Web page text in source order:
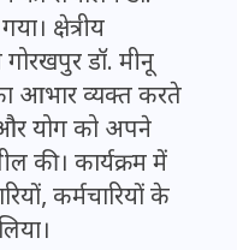
क्षेत्रीय
डॉ. मीनू
आभार व्यक्त करते
और योग को अपने
की। कार्यक्रम में
कर्मचारियों के